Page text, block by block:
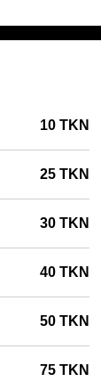
10 TKN
25 TKN
30 TKN
40 TKN
50 TKN
75 TKN